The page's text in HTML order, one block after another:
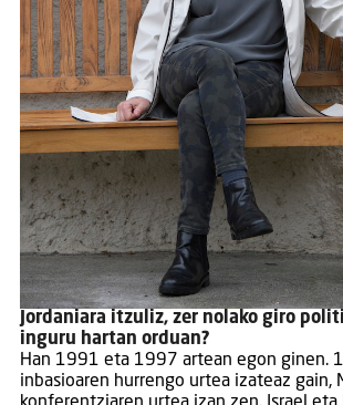
Jordaniara itzuliz, zer nolako giro
inguru hartan orduan?
Han 1991 eta 1997 artean egon ginen.
inbasioaren hurrengo urtea izateaz gain,